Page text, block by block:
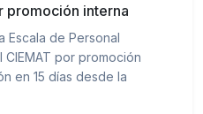
promoción interna
Escala de Personal
por promoción
en 15 días desde la